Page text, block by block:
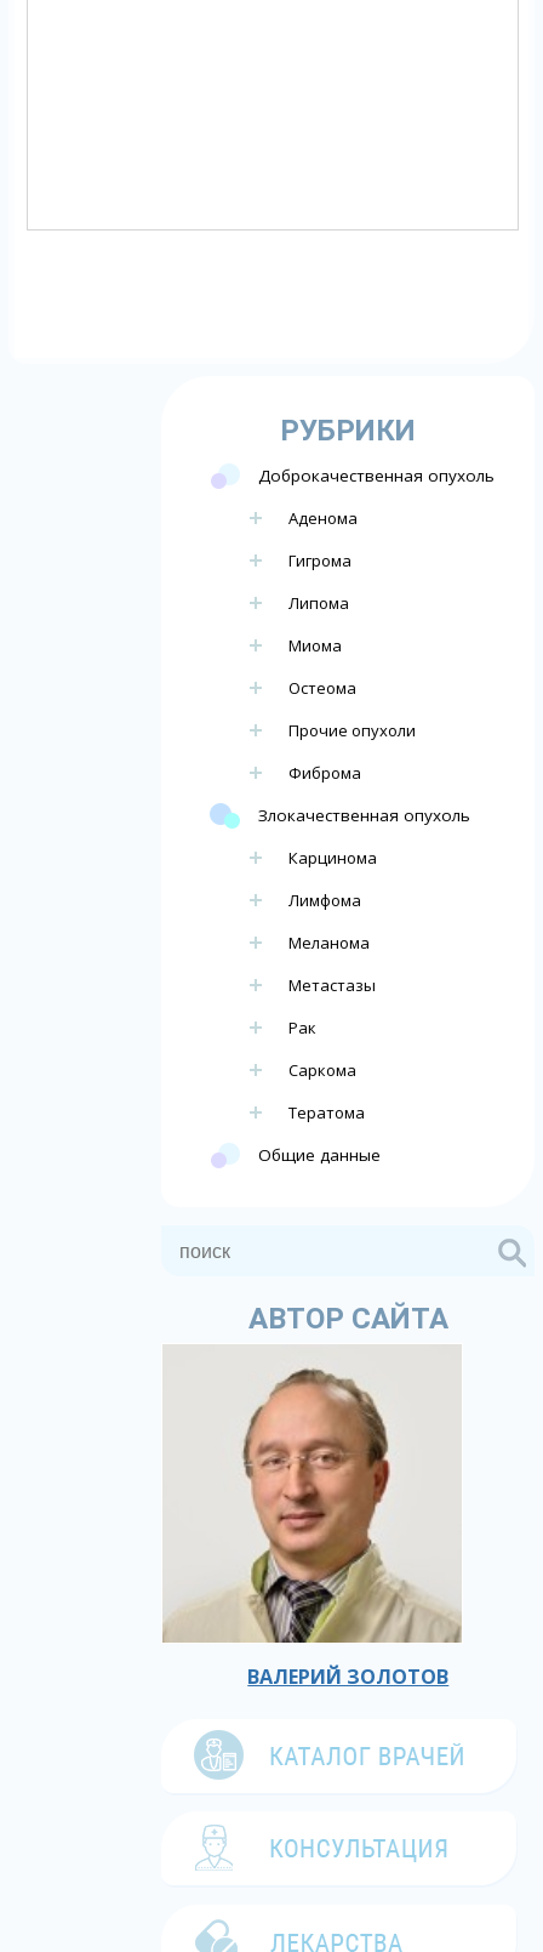
РУБРИКИ
Доброкачественная опухоль
Аденома
Гигрома
Липома
Миома
Остеома
Прочие опухоли
Фиброма
Злокачественная опухоль
Карцинома
Лимфома
Меланома
Метастазы
Рак
Саркома
Тератома
Общие данные
АВТОР САЙТА
ВАЛЕРИЙ ЗОЛОТОВ